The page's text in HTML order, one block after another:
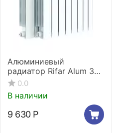
Алюминиевый
радиатор Rifar Alum 350
9 секций
0.0
В наличии
9 630 Р